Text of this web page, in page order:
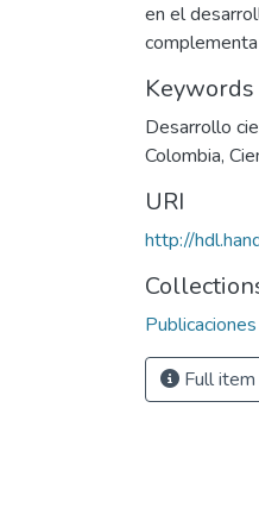
en el
Keywords
Desarrollo
Colombia,
URI
http://
Full